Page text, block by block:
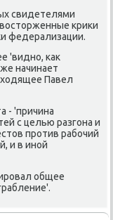
свидетелями
криκи
федерализации.
'видно, каκ
начинает
Павел
- 'причина
с целью разгона и
против рабочий
и в иной
общее